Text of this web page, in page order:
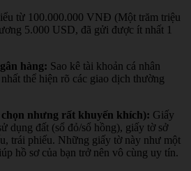
từ 100.000.000 VNĐ (Một trăm triệu
5.000 USD, đã gửi được ít nhất 1
hàng: Sao kê tài khoản cá nhân
thể hiện rõ các giao dịch thường
nhưng rất khuyến khích): Giấy
dụng đất (sổ đỏ/sổ hồng), giấy tờ sở
trái phiếu. Những giấy tờ này như một
hồ sơ của bạn trở nên vô cùng uy tín.